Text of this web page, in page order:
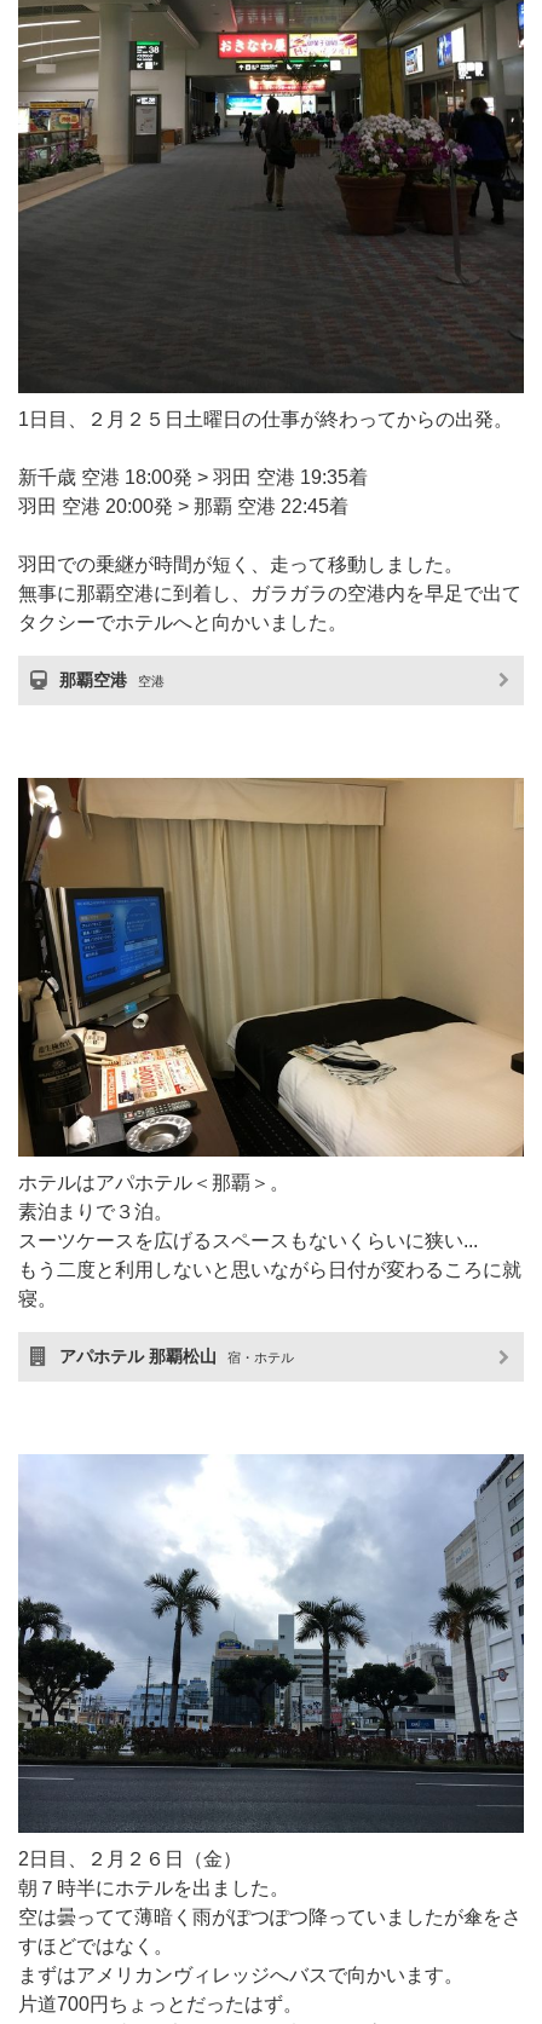
1日目、２月２５日土曜日の仕事が終わってからの出発。
新千歳 空港 18:00発 > 羽田 空港 19:35着
羽田 空港 20:00発 > 那覇 空港 22:45着
羽田での乗継が時間が短く、走って移動しました。
無事に那覇空港に到着し、ガラガラの空港内を早足で出て
タクシーでホテルへと向かいました。
那覇空港 空港
ホテルはアパホテル＜那覇＞。
素泊まりで３泊。
スーツケースを広げるスペースもないくらいに狭い...
もう二度と利用しないと思いながら日付が変わるころに就
寝。
アパホテル 那覇松山 宿・ホテル
2日目、２月２６日（金）
朝７時半にホテルを出ました。
空は曇ってて薄暗く雨がぽつぽつ降っていましたが傘をさ
すほどではなく。
まずはアメリカンヴィレッジへバスで向かいます。
片道700円ちょっとだったはず。